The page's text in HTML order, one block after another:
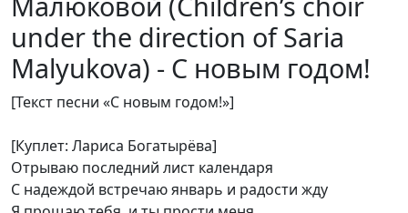
under the direction of Saria
Malyukova) - С новым годом!
[Текст песни «С новым годом!»]
[Куплет: Лариса Богатырёва]
Отрываю последний лист календаря
С надеждой встречаю январь и радости жду